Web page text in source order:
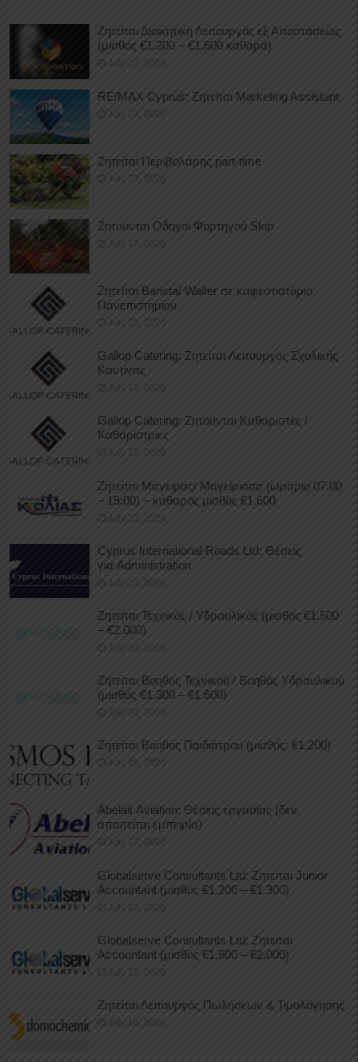
Ζητείται Διοικητική Λειτουργός εξ Αποστάσεως
(μισθός €1.200 – €1.600 καθαρά)
July 27, 2026
RE/MAX Cyprus: Ζητείται Marketing Assistant
July 27, 2026
Ζητείται Περιβολάρης part-time
July 27, 2026
Ζητούνται Οδηγοί Φορτηγού Skip
July 27, 2026
Ζητείται Barista/ Waiter σε καφεστιατόριο
Πανεπιστημίου
July 23, 2026
Gallop Catering: Ζητείται Λειτουργός Σχολικής
Καντίνας
July 23, 2026
Gallop Catering: Ζητούνται Καθαριστές /
Καθαρίστριες
July 23, 2026
Ζητείται Μάγειρας/ Μαγείρισσα (ωράριο 07:00
– 15:00) – καθαρός μισθός €1.600
July 23, 2026
Cyprus International Roads Ltd: Θέσεις
για Administration
July 21, 2026
Ζητείται Τεχνικός / Υδραυλικός (μισθός €1.500
– €2.000)
July 21, 2026
Ζητείται Βοηθός Τεχνικού / Βοηθός Υδραυλικού
(μισθός €1.300 – €1.600)
July 21, 2026
Ζητείται Βοηθός Παιδιάτρου (μισθός: €1.200)
July 18, 2026
Abelair Aviation: Θέσεις εργασίας (δεν
απαιτείται εμπειρία)
July 17, 2026
Globalserve Consultants Ltd: Ζητείται Junior
Accountant (μισθός €1.200 – €1.300)
July 17, 2026
Globalserve Consultants Ltd: Ζητείται
Accountant (μισθός €1.600 – €2.000)
July 17, 2026
Ζητείται Λειτουργός Πωλήσεων & Τιμολόγησης
July 16, 2026